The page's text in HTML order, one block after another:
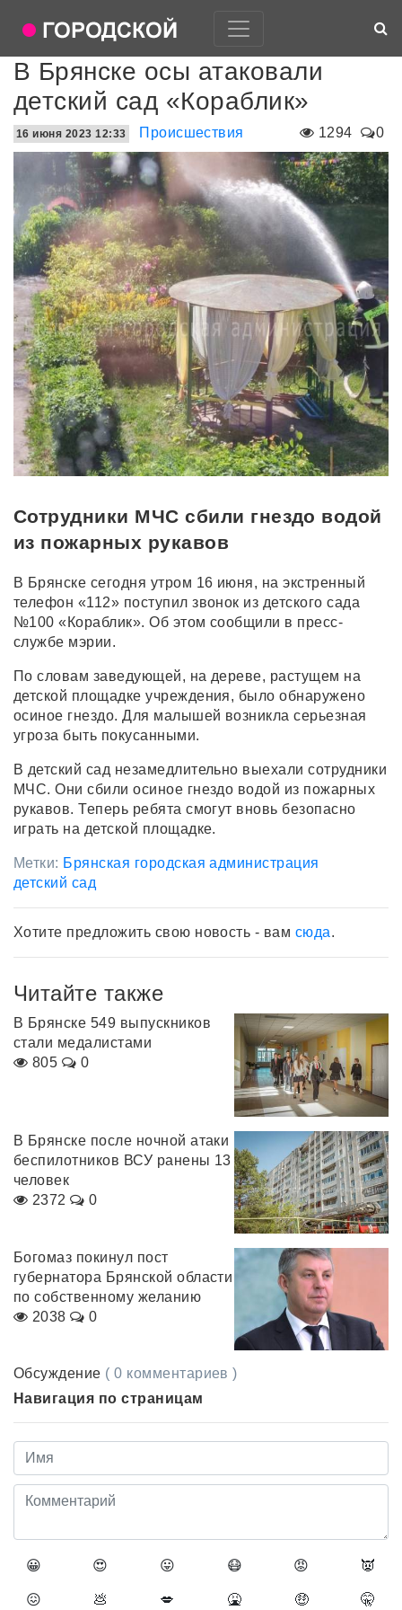
В Брянске осы атаковали
детский сад «Кораблик»
1294 0
16 июня 2023 12:33 Происшествия
Сотрудники МЧС сбили гнездо водой
из пожарных рукавов
В Брянске сегодня утром 16 июня, на экстренный
телефон «112» поступил звонок из детского сада
№100 «Кораблик». Об этом сообщили в пресс-
службе мэрии.
По словам заведующей, на дереве, растущем на
детской площадке учреждения, было обнаружено
осиное гнездо. Для малышей возникла серьезная
угроза быть покусанными.
В детский сад незамедлительно выехали сотрудники
МЧС. Они сбили осиное гнездо водой из пожарных
рукавов. Теперь ребята смогут вновь безопасно
играть на детской площадке.
Метки: Брянская городская администрация
детский сад
Хотите предложить свою новость - вам сюда.
Читайте также
В Брянске 549 выпускников
стали медалистами
805
0
В Брянске после ночной атаки
беспилотников ВСУ ранены 13
человек
2372
0
Богомаз покинул пост
губернатора Брянской области
по собственному желанию
2038
0
Обсуждение ( 0 комментариев )
Навигация по страницам
😀 😍 😛 😷 😡 👿
😖 💩 💋 🤮 🤑 🤫